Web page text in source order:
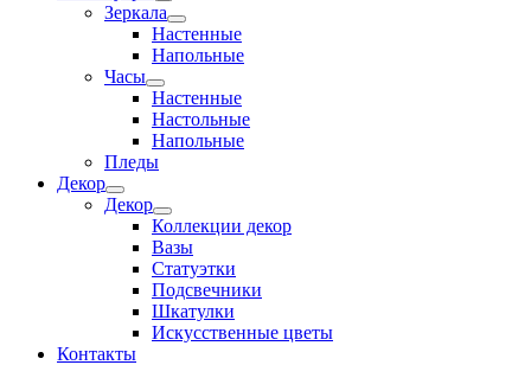
Зеркала
Настенные
Напольные
Часы
Настенные
Настольные
Напольные
Пледы
Декор
Декор
Коллекции декор
Вазы
Статуэтки
Подсвечники
Шкатулки
Искусственные цветы
Контакты